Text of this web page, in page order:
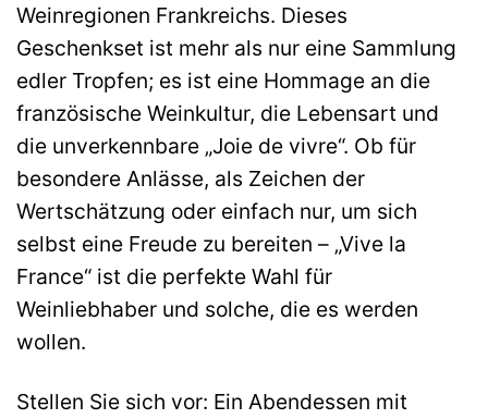
Weinregionen Frankreichs. Dieses
Geschenkset ist mehr als nur eine Sammlung
edler Tropfen; es ist eine Hommage an die
französische Weinkultur, die Lebensart und
die unverkennbare „Joie de vivre“. Ob für
besondere Anlässe, als Zeichen der
Wertschätzung oder einfach nur, um sich
selbst eine Freude zu bereiten – „Vive la
France“ ist die perfekte Wahl für
Weinliebhaber und solche, die es werden
wollen.
Stellen Sie sich vor: Ein Abendessen mit